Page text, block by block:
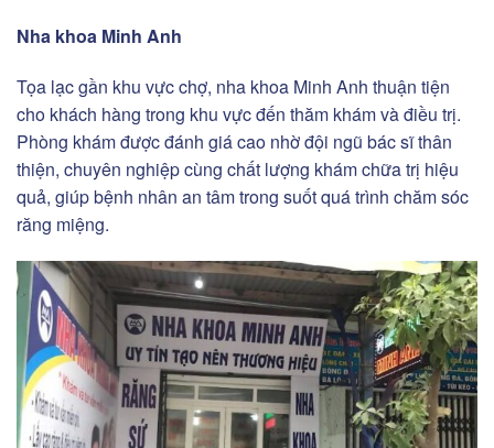
Nha khoa Minh Anh
Tọa lạc gần khu vực chợ, nha khoa Minh Anh thuận tiện
cho khách hàng trong khu vực đến thăm khám và điều trị.
Phòng khám được đánh giá cao nhờ đội ngũ bác sĩ thân
thiện, chuyên nghiệp cùng chất lượng khám chữa trị hiệu
quả, giúp bệnh nhân an tâm trong suốt quá trình chăm sóc
răng miệng.